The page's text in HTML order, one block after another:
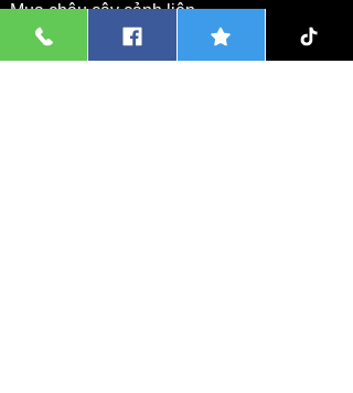
Mua chậu cây cảnh liên
0962.334.368
Mua gốm sứ xây dựng liên